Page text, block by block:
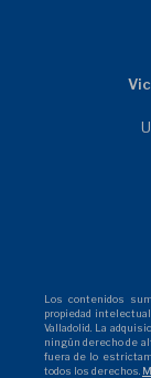
Los contenidos
propiedad
Valladolid. La
ningún derecho de
fuera de lo
todos los derechos.